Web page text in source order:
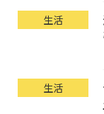
生活
生活